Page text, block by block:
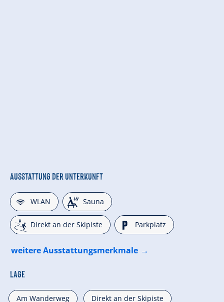
Ausstattung der Unterkunft
🜉WLAN 🗔Sauna
🞷Direkt an der Skipiste 🐈Parkplatz
weitere Ausstattungsmerkmale
Lage
Am Wanderweg Direkt an der Skipiste